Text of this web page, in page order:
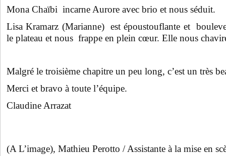
Mona Chaïbi incarne Aurore avec brio et nous séduit.
Lisa Kramarz (Marianne) est époustouflante et
le plateau et nous frappe en plein cœur. Elle nous
Malgré le troisième chapitre un peu long, c’est un très
Merci et bravo à toute l’équipe.
Claudine Arrazat
(A L’image), Mathieu Perotto / Assistante à la mise en